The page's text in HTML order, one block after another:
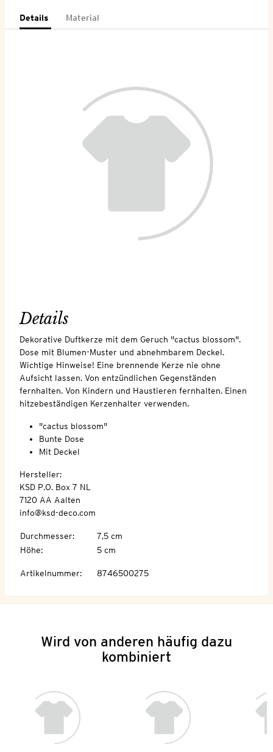
Details Material
Details
Dekorative Duftkerze mit dem Geruch "cactus blossom".
Dose mit Blumen-Muster und abnehmbarem Deckel.
Wichtige Hinweise! Eine brennende Kerze nie ohne
Aufsicht lassen. Von entzündlichen Gegenständen
fernhalten. Von Kindern und Haustieren fernhalten. Einen
hitzebeständigen Kerzenhalter verwenden.
"cactus blossom"
Bunte Dose
Mit Deckel
Hersteller:
KSD P.O. Box 7 NL
7120 AA Aalten
info@ksd-deco.com
Durchmesser:
7,5 cm
Höhe: 5 cm
Artikelnummer: 8746500275
Wird von anderen häufig dazu
kombiniert